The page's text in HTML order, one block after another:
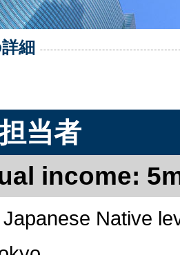
細
当者
income:
Japanese Native